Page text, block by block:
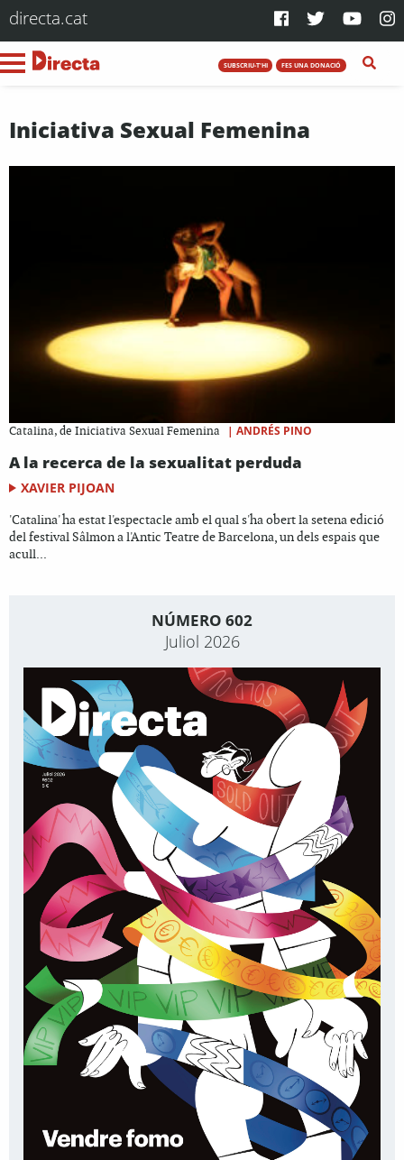
directa.cat
SUBSCRIU-T'HI FES UNA DONACIÓ
Iniciativa Sexual Femenina
Catalina, de Iniciativa Sexual Femenina | ANDRÉS PINO
A la recerca de la sexualitat perduda
XAVIER PIJOAN
'Catalina' ha estat l'espectacle amb el qual s'ha obert la setena edició
del festival Sâlmon a l'Antic Teatre de Barcelona, un dels espais que
acull...
NÚMERO 602
Juliol 2026